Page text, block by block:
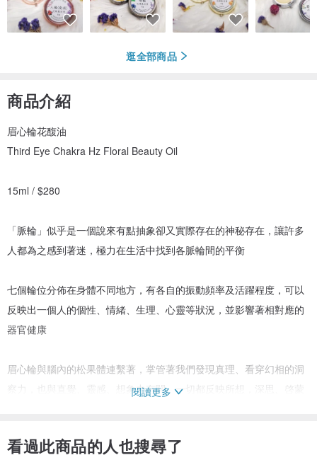
逛全部商品
商品介紹
眉心輪花馥油
Third Eye Chakra Hz Floral Beauty Oil
15ml / $280
「脈輪」似乎是一個說來有點抽象卻又實際存在的神秘存在，讓許多
人都為之感到著迷，極力在生活中找到各脈輪間的平衡
七個輪位分佈在身體不同地方，有各自的振動頻率及活躍程度，可以
反映出一個人的個性、情緒、生理、心靈等狀況，並影響著相對應的
器官健康
眉心輪與腦內的松果體連繫著，掌管著我們發現真理、看穿幻相的洞
察力，也與直覺、靈感、想象力有關。一切都反映所想，深思、啓蒙
健康的眉心輪讓我們有良好和準確的洞悉能力與直覺，能輕易看穿世
閱讀更多
看過此商品的人也搜尋了